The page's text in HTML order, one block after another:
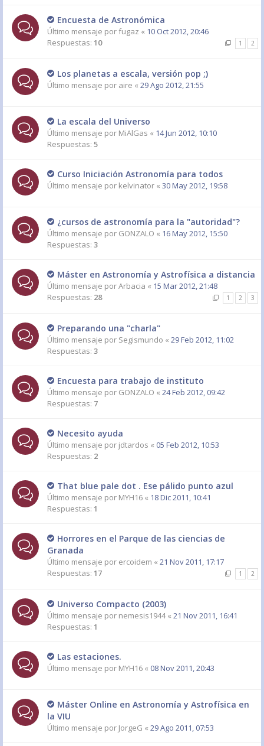
Encuesta de Astronómica
Último mensaje porfugaz « 10 Oct 2012, 20:46
Respuestas: 10 1 2
Los planetas a escala, versión pop ;)
Último mensaje por aire « 29 Ago 2012, 21:55
La escala del Universo
Último mensaje por MiAlGas « 14 Jun 2012, 10:10
Respuestas: 5
Curso Iniciación Astronomía para todos
Último mensaje por kelvinator « 30 May 2012, 19:58
¿cursos de astronomía para la "autoridad"?
Último mensaje por GONZALO « 16 May 2012, 15:50
Respuestas: 3
Máster en Astronomía y Astrofísica a distancia
Último mensaje porArbacia « 15 Mar 2012, 21:48
Respuestas: 28 1 2 3
Preparando una "charla"
Último mensaje por Segismundo « 29 Feb 2012, 11:02
Respuestas: 3
Encuesta para trabajo de instituto
Último mensaje por GONZALO « 24 Feb 2012, 09:42
Respuestas: 7
Necesito ayuda
Último mensaje por jdtardos « 05 Feb 2012, 10:53
Respuestas: 2
That blue pale dot . Ese pálido punto azul
Último mensaje por MYH16 « 18 Dic 2011, 10:41
Respuestas: 1
Horrores en el Parque de las ciencias de
Granada
Último mensaje por ercoidem « 21 Nov 2011, 17:17
Respuestas: 17 1 2
Universo Compacto (2003)
Último mensaje por nemesis1944« 21 Nov 2011, 16:41
Respuestas: 1
Las estaciones.
Último mensaje por MYH16 « 08 Nov 2011, 20:43
Máster Online en Astronomía y Astrofísica en
la VIU
Último mensaje por JorgeG « 29 Ago 2011, 07:53